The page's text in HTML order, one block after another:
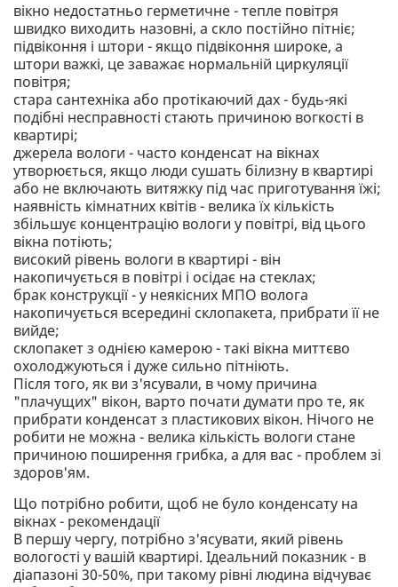
вікно недостатньо герметичне - тепле повітря
швидко виходить назовні, а скло постійно пітніє;
підвіконня і штори - якщо підвіконня широке, а
штори важкі, це заважає нормальній циркуляції
повітря;
стара сантехніка або протікаючий дах - будь-які
подібні несправності стають причиною вогкості в
квартирі;
джерела вологи - часто конденсат на вікнах
утворюється, якщо люди сушать білизну в квартирі
або не включають витяжку під час приготування їжі;
наявність кімнатних квітів - велика їх кількість
збільшує концентрацію вологи у повітрі, від цього
вікна потіють;
високий рівень вологи в квартирі - він
накопичується в повітрі і осідає на стеклах;
брак конструкції - у неякісних МПО волога
накопичується всередині склопакета, прибрати її не
вийде;
склопакет з однією камерою - такі вікна миттєво
охолоджуються і дуже сильно пітніють.
Після того, як ви з'ясували, в чому причина
"плачущих" вікон, варто почати думати про те, як
прибрати конденсат з пластикових вікон. Нічого не
робити не можна - велика кількість вологи стане
причиною поширення грибка, а для вас - проблем зі
здоров'ям.
Що потрібно робити, щоб не було конденсату на
вікнах - рекомендації
В першу чергу, потрібно з'ясувати, який рівень
вологості у вашій квартирі. Ідеальний показник - в
діапазоні 30-50%, при такому рівні людина відчуває